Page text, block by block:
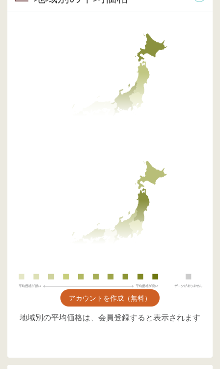
アカウントを作成（無料）
地域別の平均価格は、会員登録すると表示されます